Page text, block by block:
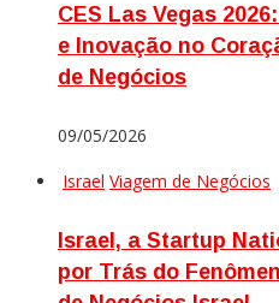
CES Las Vegas
e Inovação no
de Negócios
09/05/2026
Israel Viagem de Negócios
Israel, a Startup
por Trás do